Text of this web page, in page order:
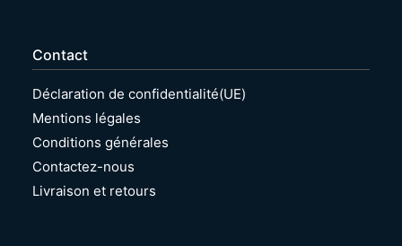
Contact
Déclaration de confidentialité(UE)
Mentions légales
Conditions générales
Contactez-nous
Livraison et retours